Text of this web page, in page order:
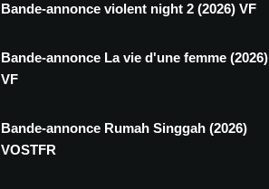
Bande-annonce violent night 2 (2026) VF
Bande-annonce La vie d'une femme (2026)
VF
Bande-annonce Rumah Singgah (2026)
VOSTFR